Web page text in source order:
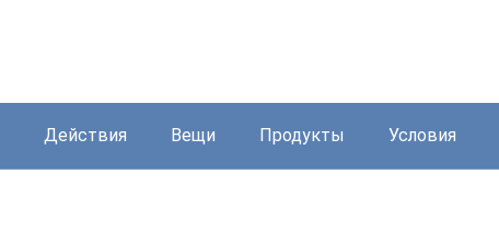
Действия Вещи Продукты Условия